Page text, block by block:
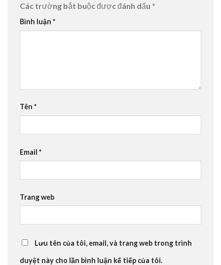
Các trường bắt buộc được đánh dấu *
Bình luận *
Tên *
Email *
Trang web
Lưu tên của tôi, email, và trang web trong trình
duyệt này cho lần bình luận kế tiếp của tôi.